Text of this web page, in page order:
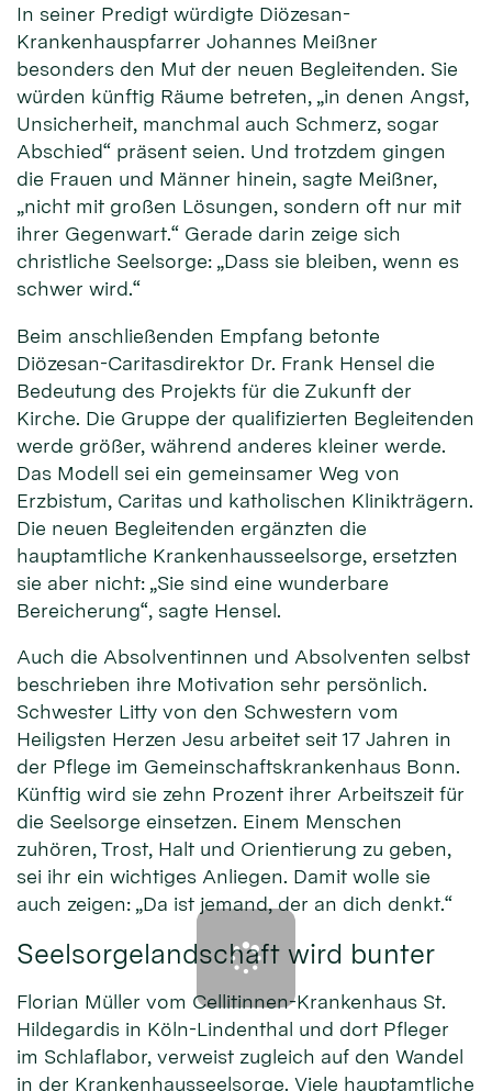
In seiner Predigt würdigte Diözesan-
Krankenhauspfarrer Johannes Meißner
besonders den Mut der neuen Begleitenden. Sie
würden künftig Räume betreten, „in denen Angst,
Unsicherheit, manchmal auch Schmerz, sogar
Abschied“ präsent seien. Und trotzdem gingen
die Frauen und Männer hinein, sagte Meißner,
„nicht mit großen Lösungen, sondern oft nur mit
ihrer Gegenwart.“ Gerade darin zeige sich
christliche Seelsorge: „Dass sie bleiben, wenn es
schwer wird.“
Beim anschließenden Empfang betonte
Diözesan-Caritasdirektor Dr. Frank Hensel die
Bedeutung des Projekts für die Zukunft der
Kirche. Die Gruppe der qualifizierten Begleitenden
werde größer, während anderes kleiner werde.
Das Modell sei ein gemeinsamer Weg von
Erzbistum, Caritas und katholischen Klinikträgern.
Die neuen Begleitenden ergänzten die
hauptamtliche Krankenhausseelsorge, ersetzten
sie aber nicht: „Sie sind eine wunderbare
Bereicherung“, sagte Hensel.
Auch die Absolventinnen und Absolventen selbst
beschrieben ihre Motivation sehr persönlich.
Schwester Litty von den Schwestern vom
Heiligsten Herzen Jesu arbeitet seit 17 Jahren in
der Pflege im Gemeinschaftskrankenhaus Bonn.
Künftig wird sie zehn Prozent ihrer Arbeitszeit für
die Seelsorge einsetzen. Einem Menschen
zuhören, Trost, Halt und Orientierung zu geben,
sei ihr ein wichtiges Anliegen. Damit wolle sie
auch zeigen: „Da ist jemand, der an dich denkt.“
Seelsorgelandschaft wird bunter
Florian Müller vom Cellitinnen-Krankenhaus St.
Hildegardis in Köln-Lindenthal und dort Pfleger
im Schlaflabor, verweist zugleich auf den Wandel
in der Krankenhausseelsorge. Viele hauptamtliche